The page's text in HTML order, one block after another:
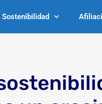
Sostenibilidad